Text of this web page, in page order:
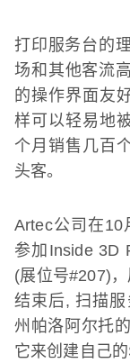
打印服务台的
场和其他客流
的操作界面友
样可以轻易地
个月销售几百
头客。
Artec公司在10
参加 Inside 3D
(展位号#207)
结束后,扫描服
州帕洛阿尔托
它来创建自己的